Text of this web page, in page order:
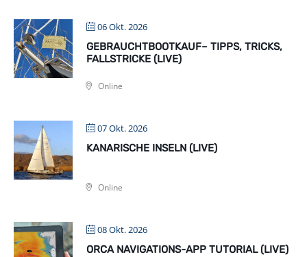
06 Okt. 2026
GEBRAUCHTBOOTKAUF– TIPPS, TRICKS,
FALLSTRICKE (LIVE)
Online
07 Okt. 2026
KANARISCHE INSELN (LIVE)
Online
08 Okt. 2026
ORCA NAVIGATIONS-APP TUTORIAL (LIVE)